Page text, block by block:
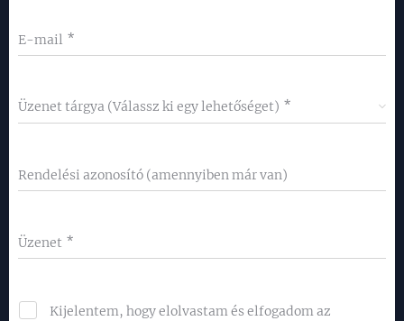
E-mail
Üzenet tárgya (Válassz ki egy lehetőséget)
Rendelési azonosító (amennyiben már van)
Üzenet
Kijelentem, hogy elolvastam és elfogadom az